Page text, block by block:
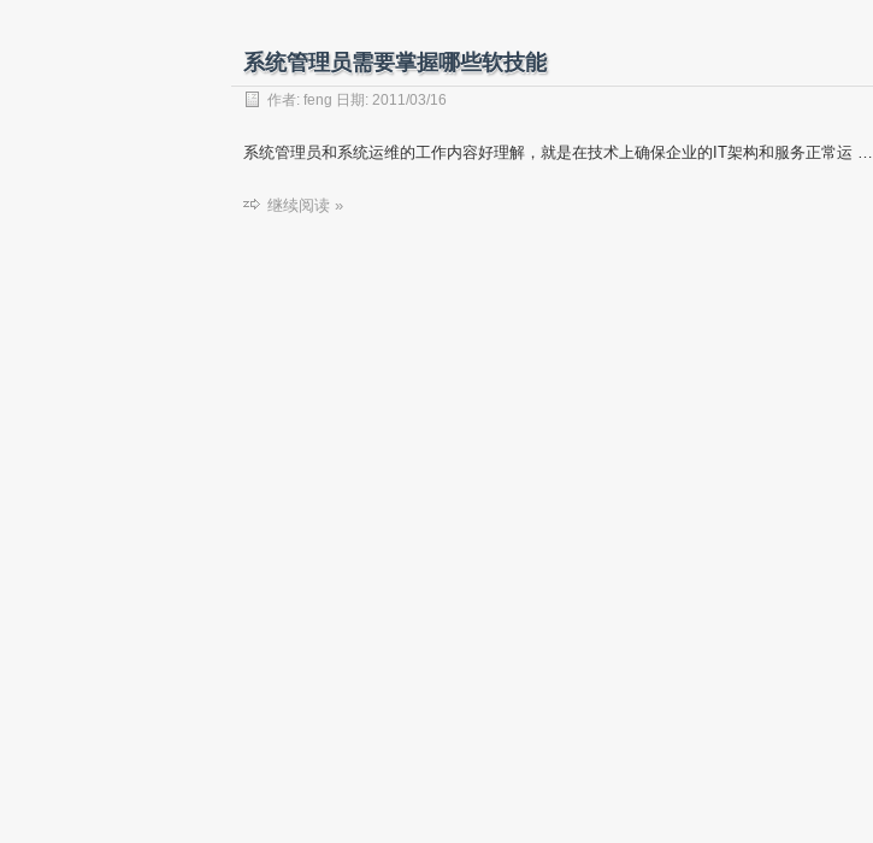
系统管理员需要掌握哪些软技能
作者: feng 日期: 2011/03/16
系统管理员和系统运维的工作内容好理解，就是在技术上确保企业的IT架构和服务正常运 …
继续阅读 »